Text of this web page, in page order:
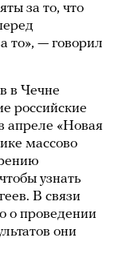
за то, что
то», — говорил
в Чечне
российские
апреле «Новая
массово
узнать
В связи
о проведении
они